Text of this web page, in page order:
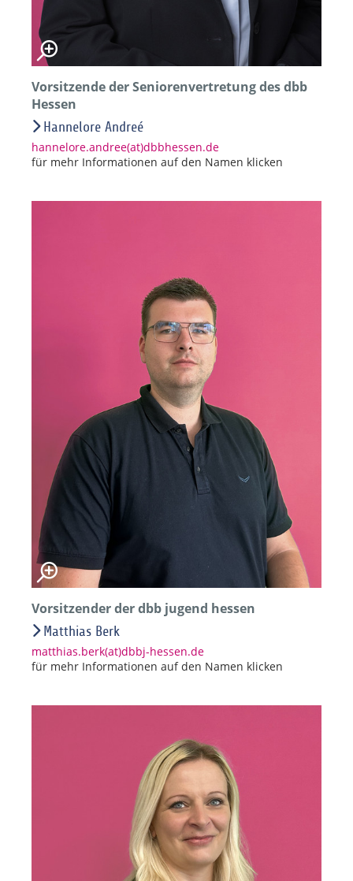
Vorsitzende der Seniorenvertretung des dbb
Hessen
Hannelore Andreé
hannelore.andree(at)dbbhessen.de
für mehr Informationen auf den Namen klicken
Vorsitzender der dbb jugend hessen
Matthias Berk
matthias.berk(at)dbbj-hessen.de
für mehr Informationen auf den Namen klicken